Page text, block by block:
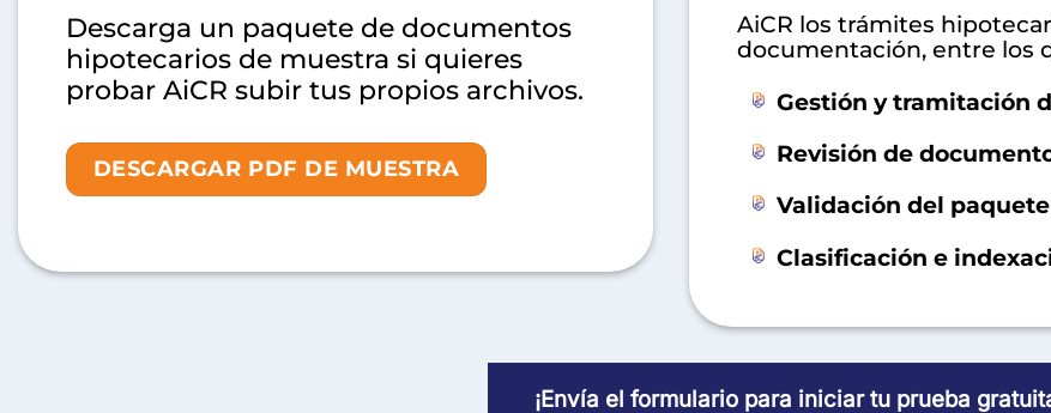
Descarga un paquete de documentos
hipotecarios de muestra si quieres
probar AiCR subir tus propios archivos.
DESCARGAR PDF DE MUESTRA
AiCR los trámites
documentación, entre los
Gestión y tramitación
Revisión de
Validación del
Clasificación e
¡Envía el formulario para iniciar tu prueba